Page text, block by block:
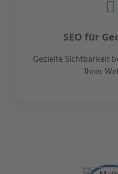
SEO für
Gezielte Sichtbarkeit
Ihrer